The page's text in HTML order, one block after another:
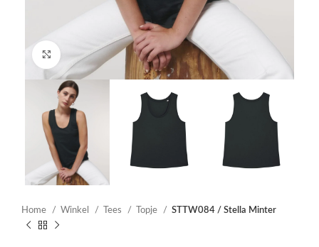
Click to enlarge
Home Winkel Tees Topje STTW084 / Stella Minter